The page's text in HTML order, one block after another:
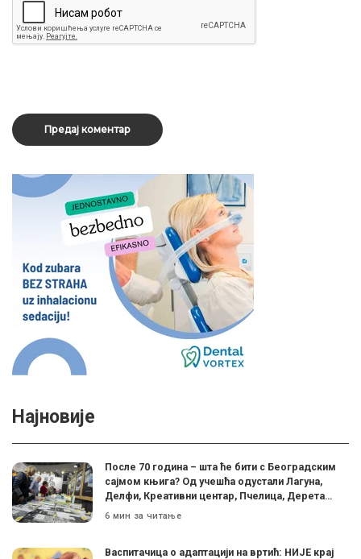
Најновије
После 70 година – шта ће бити с Београдским
сајмом књига? Од учешћа одустали Лагуна,
Делфи, Креативни центар, Пчелица, Дерета…
6 мин за читање
Васпитачица о адаптацији на вртић: НИЈЕ крај